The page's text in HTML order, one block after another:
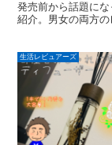
発売前から話題に
紹介。男女の両方の
生活レビュアーズ